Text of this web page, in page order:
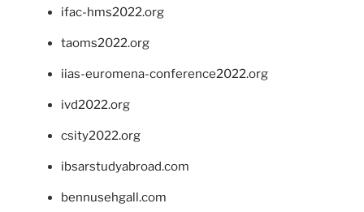
ifac-hms2022.org
taoms2022.org
iias-euromena-conference2022.org
ivd2022.org
csity2022.org
ibsarstudyabroad.com
bennusehgall.com